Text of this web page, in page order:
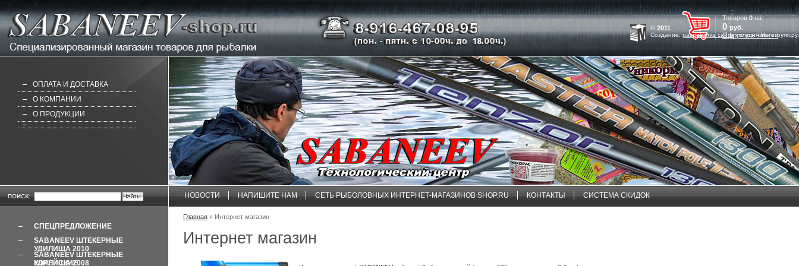
Товаров0на:
0 руб.
Оформить заказ »
ОПЛАТА И ДОСТАВКА
О КОМПАНИИ
О ПРОДУКЦИИ
НОВОСТИ НАПИШИТЕ НАМ СЕТЬ РЫБОЛОВНЫХ ИНТЕРНЕТ-МАГАЗИНОВ SHOP.RU КОНТАКТЫ СИСТЕМА СКИДОК
СПЕЦПРЕДЛОЖЕНИЕ
SABANEEV ШТЕКЕРНЫЕ
SABANEEV ШТЕКЕРНЫЕ
Главная » Интернет магазин
Интернет магазин
© 2011
Создание,разработка сайта- студия Мегагрупп.ру.